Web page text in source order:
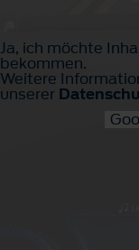
Ja, ich möchte
bekommen.
Weitere
unserer